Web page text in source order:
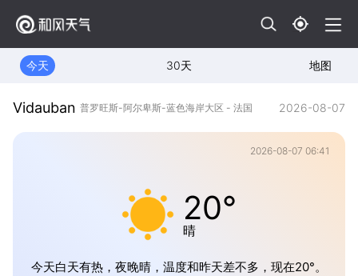
今天 30天 地图
Vidauban 普罗旺斯-阿尔卑斯-蓝色海岸大区 - 法国 2026-08-07
2026-08-07 06:41
20°
晴
今天白天有热，夜晚晴，温度和昨天差不多，现在20°。